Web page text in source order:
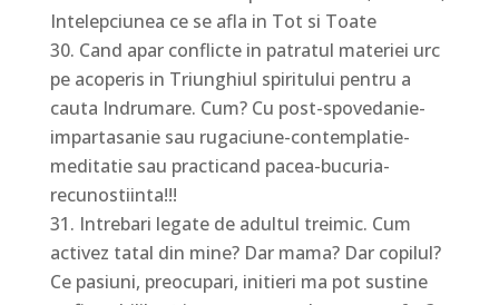
Intelepciunea ce se afla in Tot si Toate
Cand apar conflicte in patratul materiei urc
pe acoperis in Triunghiul spiritului pentru a
cauta Indrumare. Cum? Cu post-spovedanie-
impartasanie sau rugaciune-contemplatie-
meditatie sau practicand pacea-bucuria-
recunostiinta!!!
Intrebari legate de adultul treimic. Cum
activez tatal din mine? Dar mama? Dar copilul?
Ce pasiuni, preocupari, initieri ma pot sustine